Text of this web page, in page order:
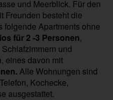
und Meerblick. Für den
Freunden besteht die
folgende Apartments ohne
für 2 -3 Personen,
und
eines davon mit
Alle Wohnungen sind
Kochecke,
ausgestattet.